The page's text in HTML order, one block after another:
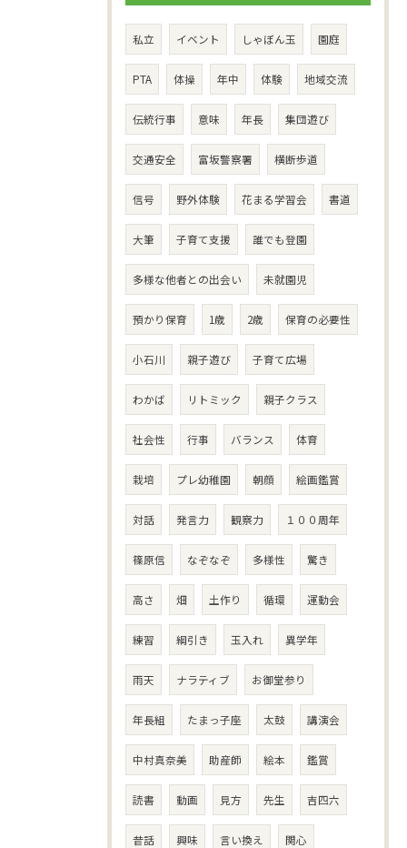
私立 イベント しゃぼん玉 園庭
PTA 体操 年中 体験 地域交流
伝統行事 意味 年長 集団遊び
交通安全 富坂警察署 横断歩道
信号 野外体験 花まる学習会 書道
大筆 子育て支援 誰でも登園
多様な他者との出会い 未就園児
預かり保育 1歳 2歳 保育の必要性
小石川 親子遊び 子育て広場
わかば リトミック 親子クラス
社会性 行事 バランス 体育
栽培 プレ幼稚園 朝顔 絵画鑑賞
対話 発言力 観察力 １００周年
篠原信 なぞなぞ 多様性 驚き
高さ 畑 土作り 循環 運動会
練習 綱引き 玉入れ 異学年
雨天 ナラティブ お御堂参り
年長組 たまっ子座 太鼓 講演会
中村真奈美 助産師 絵本 鑑賞
読書 動画 見方 先生 吉四六
昔話 興味 言い換え 関心